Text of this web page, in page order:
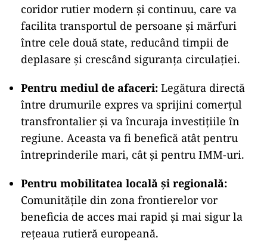
coridor rutier modern și continuu, care va
facilita transportul de persoane și mărfuri
între cele două state, reducând timpii de
deplasare și crescând siguranța circulației.
Pentru mediul de afaceri: Legătura directă
între drumurile expres va sprijini comerțul
transfrontalier și va încuraja investițiile în
regiune. Aceasta va fi benefică atât pentru
întreprinderile mari, cât și pentru IMM-uri.
Pentru mobilitatea locală și regională:
Comunitățile din zona frontierelor vor
beneficia de acces mai rapid și mai sigur la
rețeaua rutieră europeană.